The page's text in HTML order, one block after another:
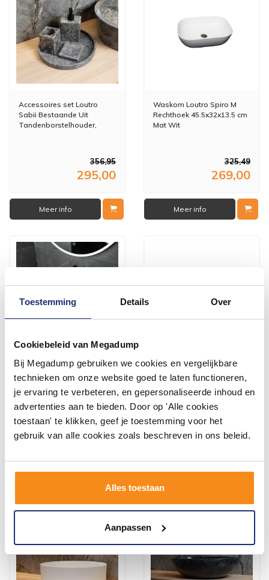
Toestemming Details Over
Cookiebeleid van Megadump
Bij Megadump gebruiken we cookies en vergelijkbare
technieken om onze website goed te laten functioneren,
je ervaring te verbeteren, en gepersonaliseerde inhoud en
advertenties aan te bieden. Door op 'Alle cookies
toestaan' te klikken, geef je toestemming voor het
gebruik van alle cookies zoals beschreven in ons beleid.
Alles toestaan
Aanpassen
Accessoires set Loutro
Sabii Bestaande Uit
Tandenborstelhouder,
356,95
295,00
Meer info
Waskom Loutro Spiro M
Rechthoek 45.5x32x13.5 cm
Mat Wit
325,49
269,00
Meer info
Waskom Loutro Spiro
Rechthoek 45.5x32x13.5 cm
228,69
189,00
Meer info
Waskom Loutro Zora M
Rond 40x40x15.5 cm Mat
475,00
Meer info